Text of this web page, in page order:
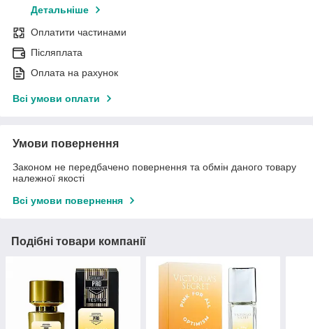
Детальніше
Оплатити частинами
Післяплата
Оплата на рахунок
Всі умови оплати
Умови повернення
Законом не передбачено повернення та обмін даного товару
належної якості
Всі умови повернення
Подібні товари компанії